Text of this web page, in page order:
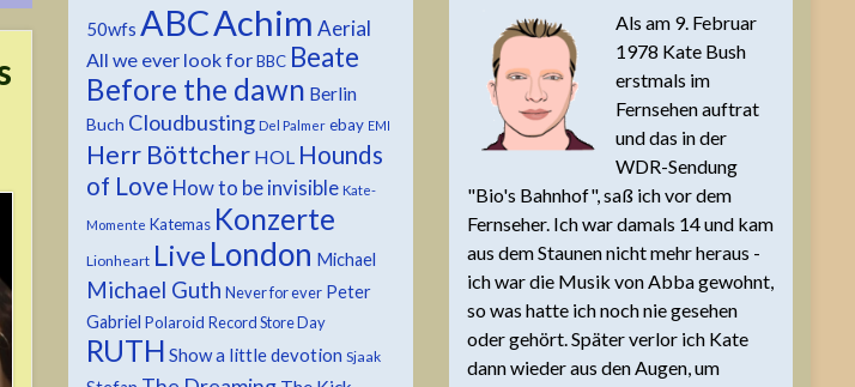
50wfs ABCAchim Aerial
All we ever look forBBC Beate
Before the dawn Berlin
Buch Cloudbusting Del Palmer ebay EMI
Herr Böttcher HOL Hounds
of Love How to be invisible Kate-
Momente Katemas Konzerte
Lionheart Live London Michael
Michael Guth Never for ever Peter
Gabriel Polaroid Record Store Day
RUTH Show a little devotion Sjaak
Als am 9. Februar
1978 Kate Bush
erstmals im
Fernsehen auftrat
und das in der
WDR-Sendung
"Bio's Bahnhof", saß ich vor dem
Fernseher. Ich war damals 14 und kam
aus dem Staunen nicht mehr heraus -
ich war die Musik von Abba gewohnt,
so was hatte ich noch nie gesehen
oder gehört. Später verlor ich Kate
dann wieder aus den Augen, um